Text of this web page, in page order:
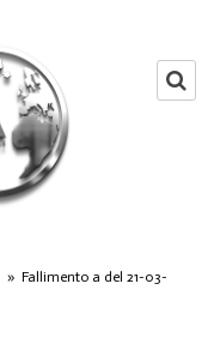
» Fallimento a del 21-03-